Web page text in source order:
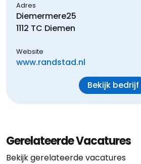
Adres
Diemermere25
1112 TC Diemen
Website
www.randstad.nl
Bekijk bedrijf
Gerelateerde Vacatures
Bekijk gerelateerde vacatures